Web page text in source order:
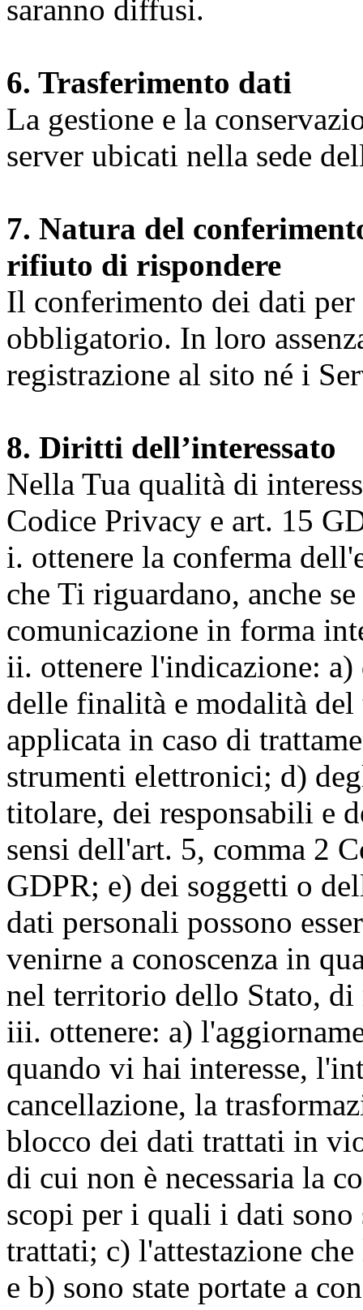
saranno diffusi.
6. Trasferimento dati
La gestione e la
server ubicati nella sede
7. Natura del
rifiuto di rispondere
Il conferimento dei dati
obbligatorio. In loro
registrazione al sito né i
8. Diritti dell’interessato
Nella Tua qualità di
Codice Privacy e art. 15
i. ottenere la conferma
che Ti riguardano, anche
comunicazione in forma
ii. ottenere l'indicazione:
delle finalità e modalità
applicata in caso di
strumenti elettronici; d)
titolare, dei responsabili e
sensi dell'art. 5, comma 2
GDPR; e) dei soggetti o
dati personali possono
venirne a conoscenza in
nel territorio dello Stato,
iii. ottenere: a)
quando vi hai interesse,
cancellazione, la
blocco dei dati trattati in
di cui non è necessaria la
scopi per i quali i dati sono
trattati; c) l'attestazione
e b) sono state portate a